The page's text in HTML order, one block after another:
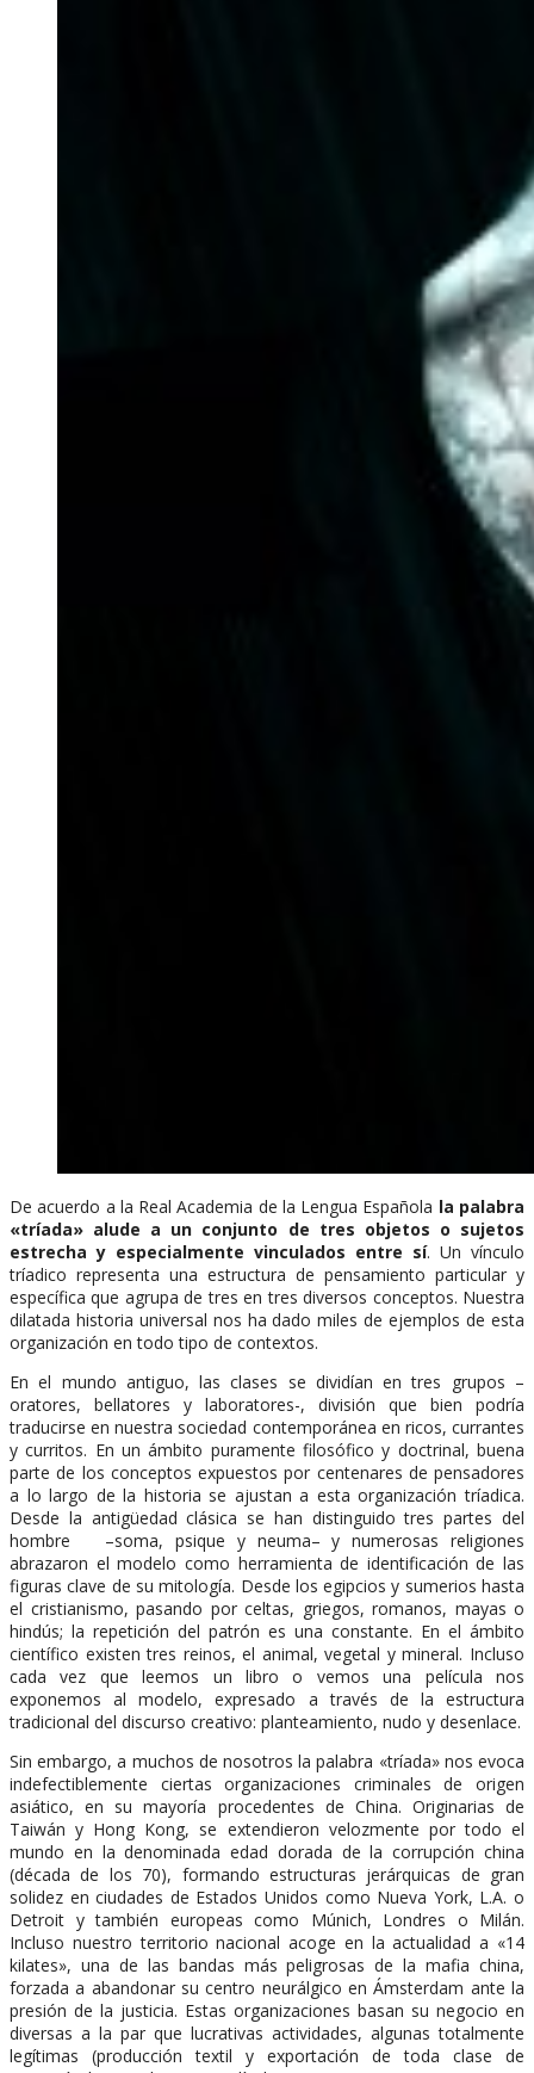
De acuerdo a la Real Academia de la Lengua Española la palabra
«tríada» alude a un conjunto de tres objetos o sujetos
estrecha y especialmente vinculados entre sí. Un vínculo
tríadico representa una estructura de pensamiento particular y
específica que agrupa de tres en tres diversos conceptos. Nuestra
dilatada historia universal nos ha dado miles de ejemplos de esta
organización en todo tipo de contextos.
En el mundo antiguo, las clases se dividían en tres grupos –
oratores, bellatores y laboratores-, división que bien podría
traducirse en nuestra sociedad contemporánea en ricos, currantes
y curritos. En un ámbito puramente filosófico y doctrinal, buena
parte de los conceptos expuestos por centenares de pensadores
a lo largo de la historia se ajustan a esta organización tríadica.
Desde la antigüedad clásica se han distinguido tres partes del
hombre –soma, psique y neuma– y numerosas religiones
abrazaron el modelo como herramienta de identificación de las
figuras clave de su mitología. Desde los egipcios y sumerios hasta
el cristianismo, pasando por celtas, griegos, romanos, mayas o
hindús; la repetición del patrón es una constante. En el ámbito
científico existen tres reinos, el animal, vegetal y mineral. Incluso
cada vez que leemos un libro o vemos una película nos
exponemos al modelo, expresado a través de la estructura
tradicional del discurso creativo: planteamiento, nudo y desenlace.
Sin embargo, a muchos de nosotros la palabra «tríada» nos evoca
indefectiblemente ciertas organizaciones criminales de origen
asiático, en su mayoría procedentes de China. Originarias de
Taiwán y Hong Kong, se extendieron velozmente por todo el
mundo en la denominada edad dorada de la corrupción china
(década de los 70), formando estructuras jerárquicas de gran
solidez en ciudades de Estados Unidos como Nueva York, L.A. o
Detroit y también europeas como Múnich, Londres o Milán.
Incluso nuestro territorio nacional acoge en la actualidad a «14
kilates», una de las bandas más peligrosas de la mafia china,
forzada a abandonar su centro neurálgico en Ámsterdam ante la
presión de la justicia. Estas organizaciones basan su negocio en
diversas a la par que lucrativas actividades, algunas totalmente
legítimas (producción textil y exportación de toda clase de